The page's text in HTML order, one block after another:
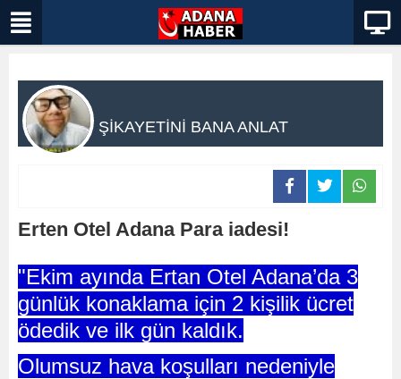
ŞİKAYETİNİ BANA ANLAT
Erten Otel Adana Para iadesi!
"Ekim ayında Ertan Otel Adana’da 3
günlük konaklama için 2 kişilik ücret
ödedik ve ilk gün kaldık.
Olumsuz hava koşulları nedeniyle